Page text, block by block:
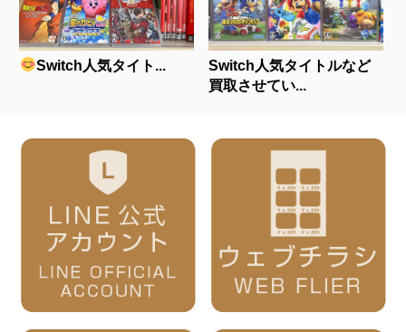
Switch人気タイト...
Switch人気タイトルなど
買取させてい...